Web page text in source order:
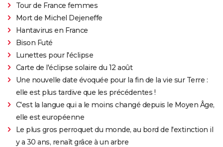
Tour de France femmes
Mort de Michel Dejeneffe
Hantavirus en France
Bison Futé
Lunettes pour l'éclipse
Carte de l'éclipse solaire du 12 août
Une nouvelle date évoquée pour la fin de la vie sur Terre :
elle est plus tardive que les précédentes !
C'est la langue qui a le moins changé depuis le Moyen Âge,
elle est européenne
Le plus gros perroquet du monde, au bord de l'extinction il
y a 30 ans, renaît grâce à un arbre